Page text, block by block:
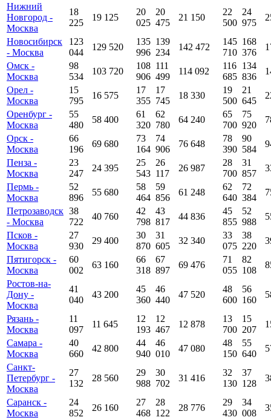
Нижний
Новгород -
Москва
18
225
19 125
20
025
20
475
21 150
22
500
24
975
Новосибирск
- Москва
123
044
129 520
135
996
139
234
142 472
145
710
168
376
Омск -
Москва
98
534
103 720
108
906
111
499
114 092
116
685
134
836
Орел -
Москва
15
795
16 575
17
355
17
745
18 330
19
500
21
645
Оренбург -
Москва
55
480
58 400
61
320
62
780
64 240
65
700
75
920
Орск -
Москва
66
196
69 680
73
164
74
906
76 648
78
390
90
584
Пенза -
Москва
23
247
24 395
25
543
26
117
26 987
28
700
31
857
Пермь -
Москва
52
896
55 680
58
464
59
856
61 248
62
640
72
384
Петрозаводск
- Москва
38
722
40 760
42
798
43
817
44 836
45
855
52
988
Псков -
Москва
27
930
29 400
30
870
31
605
32 340
33
075
38
220
Пятигорск -
Москва
60
002
63 160
66
318
67
897
69 476
71
055
82
108
Ростов-на-
Дону -
Москва
41
040
43 200
45
360
46
440
47 520
48
600
56
160
Рязань -
Москва
11
097
11 645
12
193
12
467
12 878
13
700
15
207
Самара -
Москва
40
660
42 800
44
940
46
010
47 080
48
150
55
640
Санкт-
Петербург -
Москва
27
132
28 560
29
988
30
702
31 416
32
130
37
128
Саранск -
Москва
24
852
26 160
27
468
28
122
28 776
29
430
34
008